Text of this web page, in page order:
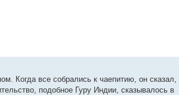
Когда все собрались к чаепитию, он сказал,
подобное Гуру Индии, сказывалось в